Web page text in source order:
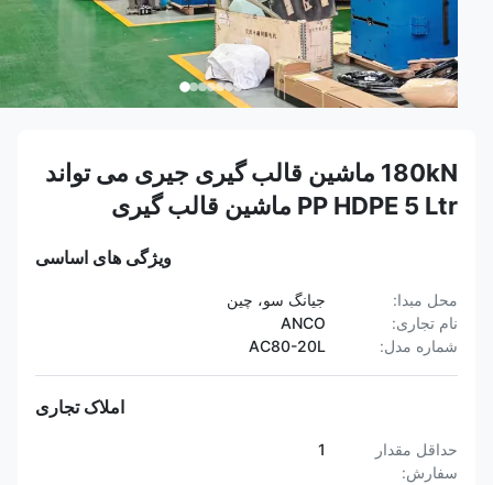
180kN ماشین قالب گیری جیری می تواند
PP HDPE 5 Ltr ماشین قالب گیری
ویژگی های اساسی
محل مبدا:
جیانگ سو، چین
نام تجاری:
ANCO
شماره مدل:
AC80-20L
املاک تجاری
حداقل مقدار
سفارش: